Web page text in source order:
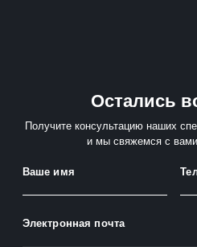
Остались
Получите консультацию наших
и мы свяжемся с вами
Ваше имя
Электронная почта